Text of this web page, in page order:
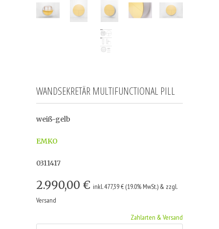
WANDSEKRETÄR MULTIFUNCTIONAL PILL
weiß-gelb
EMKO
0311417
2.990,00 € inkl. 477,39 € (19.0% MwSt.) & zzgl.
Versand
Zahlarten & Versand